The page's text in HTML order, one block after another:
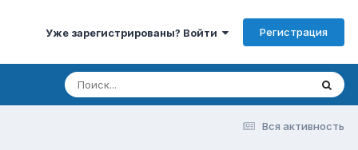
Уже зарегистрированы? Войти Регистрация
Вся активность